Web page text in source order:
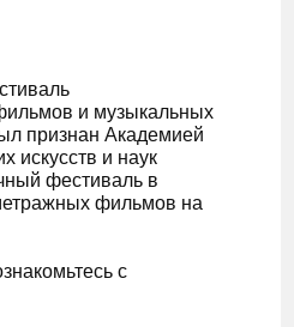
и музыкальных
признан Академией
искусств и наук
фестиваль в
фильмов на
с